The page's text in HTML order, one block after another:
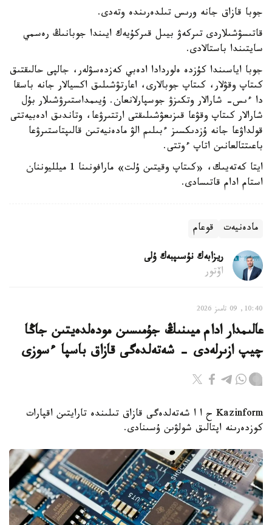
جوبا قازاق جانە ورىس تىلدەرىندە وتەدى.
قاتىسۋشىلاردى تىركەۋ بيىل قىركۇيەك ايىندا جوبانىڭ رەسمي
سايتىندا باستالادى.
جوبا اياسىندا كۇزدە ەلوردادا ادەبي كەزدەسۋلەر، جالپى حالىقتىق
كىتاپ وقۋلار، كىتاپ جوبالارى، اعارتۋشىلىق اكسيالار جانە باسقا
دا ءىس- شارالار وتكىزۋ جوسپارلانعان. ۇيىمداستىرۋشىلار بۇل
شارالار كىتاپ وقۋعا قىزىعۋشىلىقتى ارتتىرۋعا، وتاندىق ادەبيەتتى
قولداۋعا جانە ۇزدىكسىز ءبىلىم الۋ مادەنيەتىن قالىپتاستىرۋعا
باعىتتالعانىن اتاپ ءوتتى.
ايتا كەتەيىك، «كىتاپ وقيتىن ۇلت» مارافونىنا 1 ميلليوننان
استام ادام قاتىسادى.
مادەنيەت قوعام
ريزابەك نۇسىپبەك ۇلى
اۆتور
10:40, 09 تامىز 2026
عالىمدار ادام ميىنىڭ جۇمىسىن مودەلدەيتىن جاڭا
چيپ ازىرلەدى - شەتەلدەگى قازاق باسپا ءسوزى
Kazinform ح ا ا شەتەلدەگى قازاق تىلىندە تارايتىن اقپارات
كوزدەرىنە اپتالىق شولۋىن ۇسىنادى.